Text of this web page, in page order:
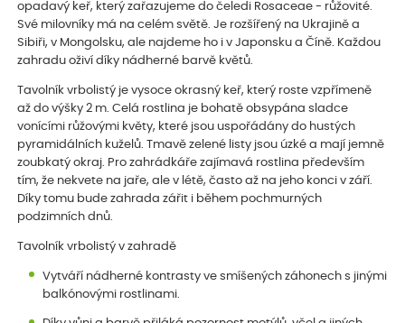
opadavý keř, který zařazujeme do čeledi Rosaceae - růžovité.
Své milovníky má na celém světě. Je rozšířený na Ukrajině a
Sibiři, v Mongolsku, ale najdeme ho i v Japonsku a Číně. Každou
zahradu oživí díky nádherné barvě květů.
Tavolník vrbolistý je vysoce okrasný keř, který roste vzpřímeně
až do výšky 2 m. Celá rostlina je bohatě obsypána sladce
vonícími růžovými květy, které jsou uspořádány do hustých
pyramidálních kuželů. Tmavě zelené listy jsou úzké a mají jemně
zoubkatý okraj. Pro zahrádkáře zajímavá rostlina především
tím, že nekvete na jaře, ale v létě, často až na jeho konci v září.
Díky tomu bude zahrada zářit i během pochmurných
podzimních dnů.
Tavolník vrbolistý v zahradě
Vytváří nádherné kontrasty ve smíšených záhonech s jinými
balkónovými rostlinami.